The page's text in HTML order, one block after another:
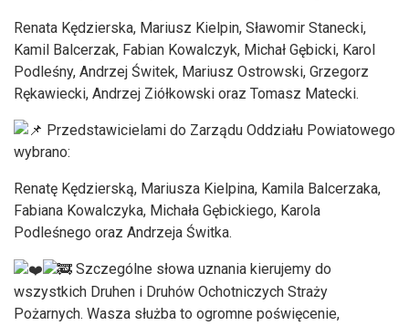
Renata Kędzierska, Mariusz Kielpin, Sławomir Stanecki,
Kamil Balcerzak, Fabian Kowalczyk, Michał Gębicki, Karol
Podleśny, Andrzej Świtek, Mariusz Ostrowski, Grzegorz
Rękawiecki, Andrzej Ziółkowski oraz Tomasz Matecki.
Przedstawicielami do Zarządu Oddziału Powiatowego
wybrano:
Renatę Kędzierską, Mariusza Kielpina, Kamila Balcerzaka,
Fabiana Kowalczyka, Michała Gębickiego, Karola
Podleśnego oraz Andrzeja Świtka.
Szczególne słowa uznania kierujemy do
wszystkich Druhen i Druhów Ochotniczych Straży
Pożarnych. Wasza służba to ogromne poświęcenie,